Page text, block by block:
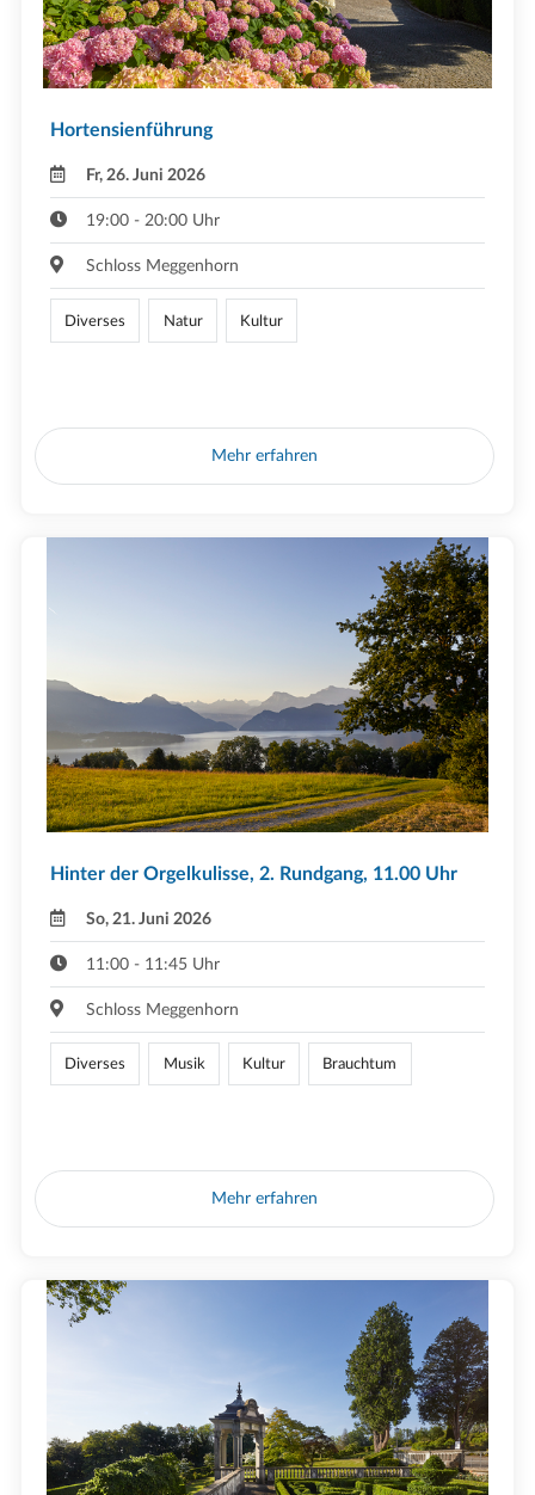
Hortensienführung
Fr, 26. Juni 2026
19:00 - 20:00 Uhr
Schloss Meggenhorn
Diverses Natur Kultur
Mehr erfahren
Hinter der Orgelkulisse, 2. Rundgang, 11.00 Uhr
So, 21. Juni 2026
11:00 - 11:45 Uhr
Schloss Meggenhorn
Diverses Musik Kultur Brauchtum
Mehr erfahren